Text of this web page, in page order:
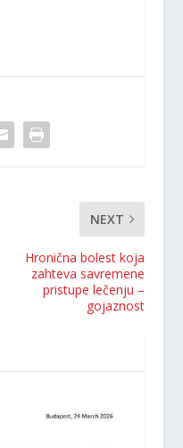
NEXT
Hronična bolest koja
zahteva savremene
pristupe lečenju –
gojaznost